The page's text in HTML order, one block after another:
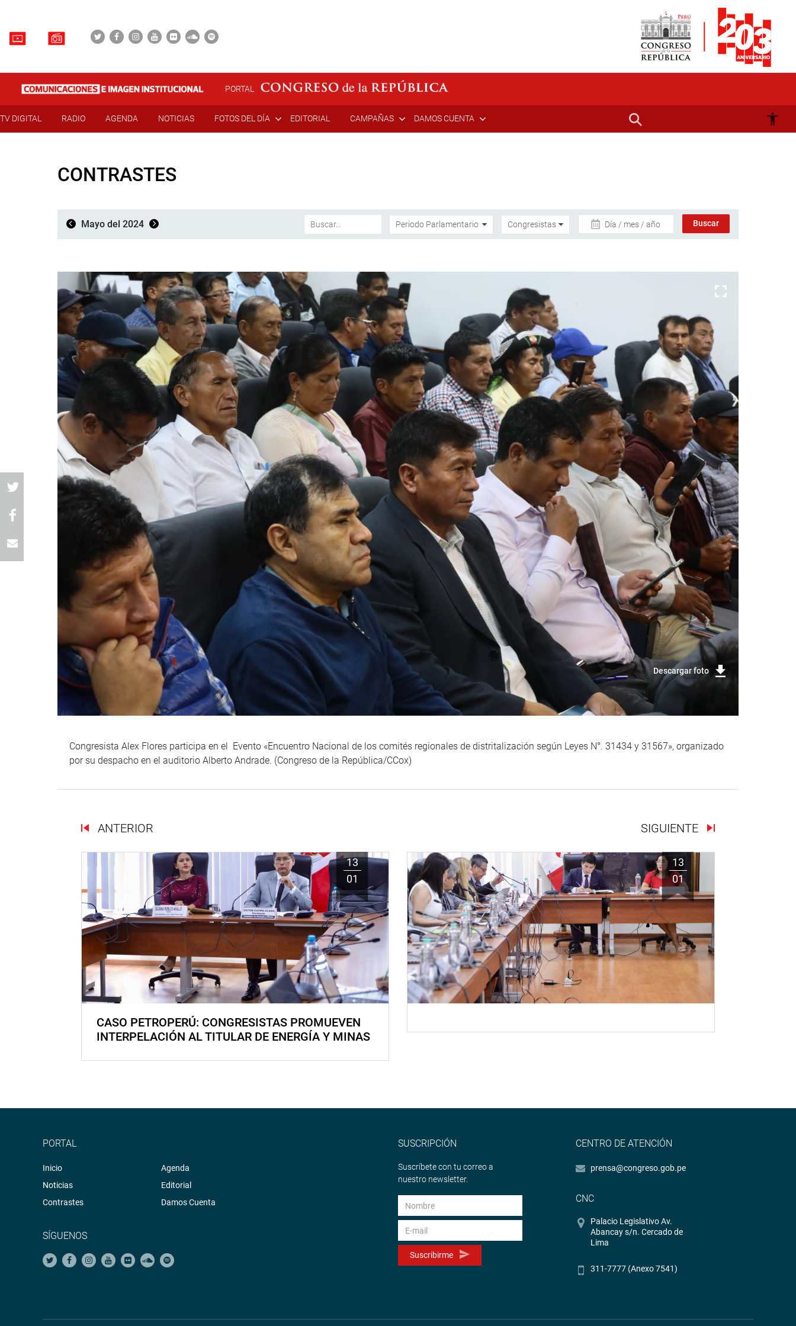
PORTAL
TV DIGITAL RADIO AGENDA NOTICIAS FOTOS DEL DÍA EDITORIAL CAMPAÑAS DAMOS CUENTA
CONTRASTES
Mayo del 2024 Día / mes / año
Descargar foto
Congresista Alex Flores participa en el Evento «Encuentro Nacional de los comités regionales de distritalización según Leyes N°. 31434 y 31567», organizado
por su despacho en el auditorio Alberto Andrade. (Congreso de la República/CCox)
ANTERIOR SIGUIENTE
13
01
CASO PETROPERÚ: CONGRESISTAS PROMUEVEN
INTERPELACIÓN AL TITULAR DE ENERGÍA Y MINAS
13
01
PORTAL
Inicio
Noticias
Contrastes
Agenda
Editorial
Damos Cuenta
SÍGUENOS
SUSCRIPCIÓN
Suscríbete con tu correo a
nuestro newsletter.
Suscribirme
CENTRO DE ATENCIÓN
prensa@congreso.gob.pe
CNC
Palacio Legislativo Av.
Abancay s/n. Cercado de
Lima
311-7777 (Anexo 7541)